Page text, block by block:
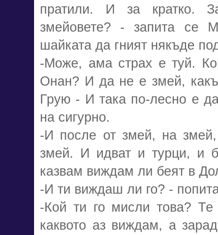
пратили. И за кратко.
змейовете? - запита се
шайката да гният някъде
-Може, ама страх е туй.
Онан? И да не е змей,
Грую - И така по-лесно е
на сигурно.
-И после от змей, на
змей. И идват и турци, и
казвам виждам ли беят в
-И ти виждаш ли го? -
-Кой ти го мисли това?
каквото аз виждам, а